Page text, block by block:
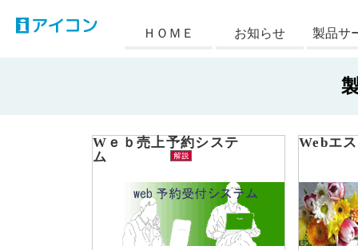
アイコン ＨＯＭＥ お知らせ 製品サ
Wｅｂ売上予約システ
ム
Webエ